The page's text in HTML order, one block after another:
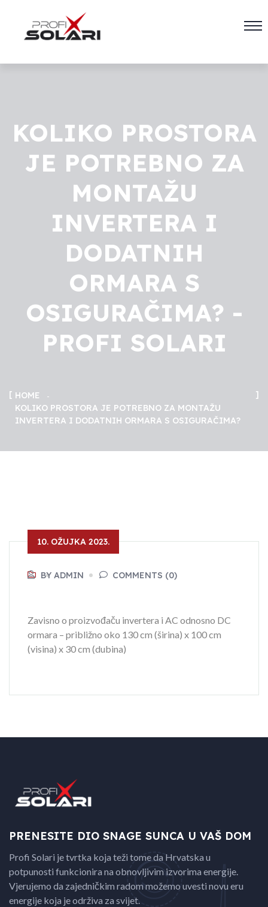
KOLIKO PROSTORA
JE POTREBNO ZA
MONTAŽU
INVERTERA I
DODATNIH
ORMARA S
OSIGURAČIMA? -
PROFI SOLARI
HOME
KOLIKO PROSTORA JE POTREBNO ZA MONTAŽU
INVERTERA I DODATNIH ORMARA S OSIGURAČIMA?
10. OŽUJKA 2023.
BY ADMIN COMMENTS (0)
Zavisno o proizvođaču invertera i AC odnosno DC
ormara – približno oko 130 cm (širina) x 100 cm
(visina) x 30 cm (dubina)
PRENESITE DIO SNAGE SUNCA U VAŠ DOM
Profi Solari je tvrtka koja teži tome da Hrvatska u
potpunosti funkcionira na obnovljivim izvorima energije.
Vjerujemo da zajedničkim radom možemo uvesti novu eru
energije koja je održiva za svijet.